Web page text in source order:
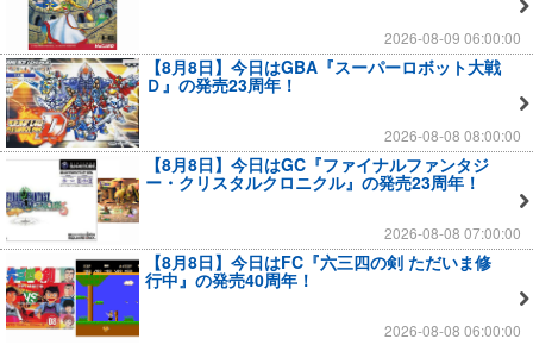
2026-08-09 06:00:00
【8月8日】今日はGBA『スーパーロボット大戦
Ｄ』の発売23周年！
2026-08-08 08:00:00
【8月8日】今日はGC『ファイナルファンタジ
ー・クリスタルクロニクル』の発売23周年！
2026-08-08 07:00:00
【8月8日】今日はFC『六三四の剣 ただいま修
行中』の発売40周年！
2026-08-08 06:00:00